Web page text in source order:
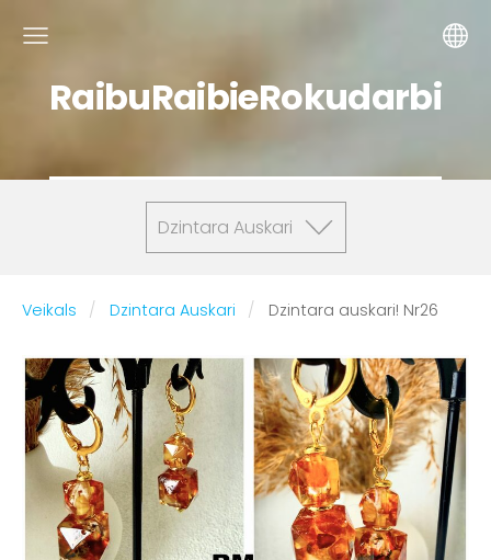
RaibuRaibieRokudarbi
Dzintara Auskari
Veikals Dzintara Auskari Dzintara auskari! Nr26